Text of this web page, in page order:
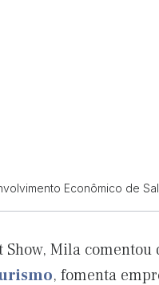
Econômico de
Show, Mila
, fomenta